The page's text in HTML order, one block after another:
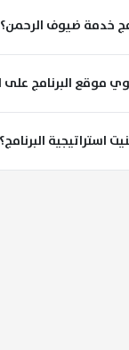
خدمة ضيوف الرحمن؟
موقع البرنامج
استراتيجية